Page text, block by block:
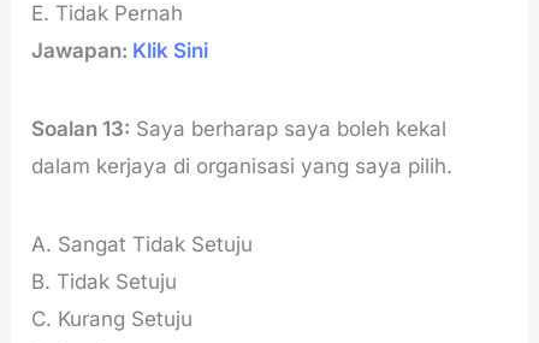
E. Tidak Pernah
Jawapan: Klik Sini
Soalan 13: Saya berharap saya boleh kekal
dalam kerjaya di organisasi yang saya pilih.
A. Sangat Tidak Setuju
B. Tidak Setuju
C. Kurang Setuju